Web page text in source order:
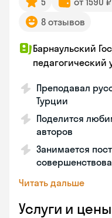
8 отзывов
Барнаульский
педагогический
Преподавал
Турции
Поделится
авторов
Занимается
Читать дальше
Услуги и цены